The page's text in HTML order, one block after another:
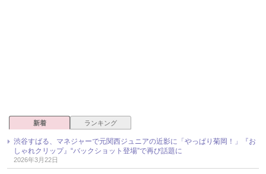
新着 ランキング
渋谷すばる、マネジャーで元関西ジュニアの近影に「やっぱり菊岡！」『お
しゃれクリップ』“バックショット登場”で再び話題に
2026年3月22日